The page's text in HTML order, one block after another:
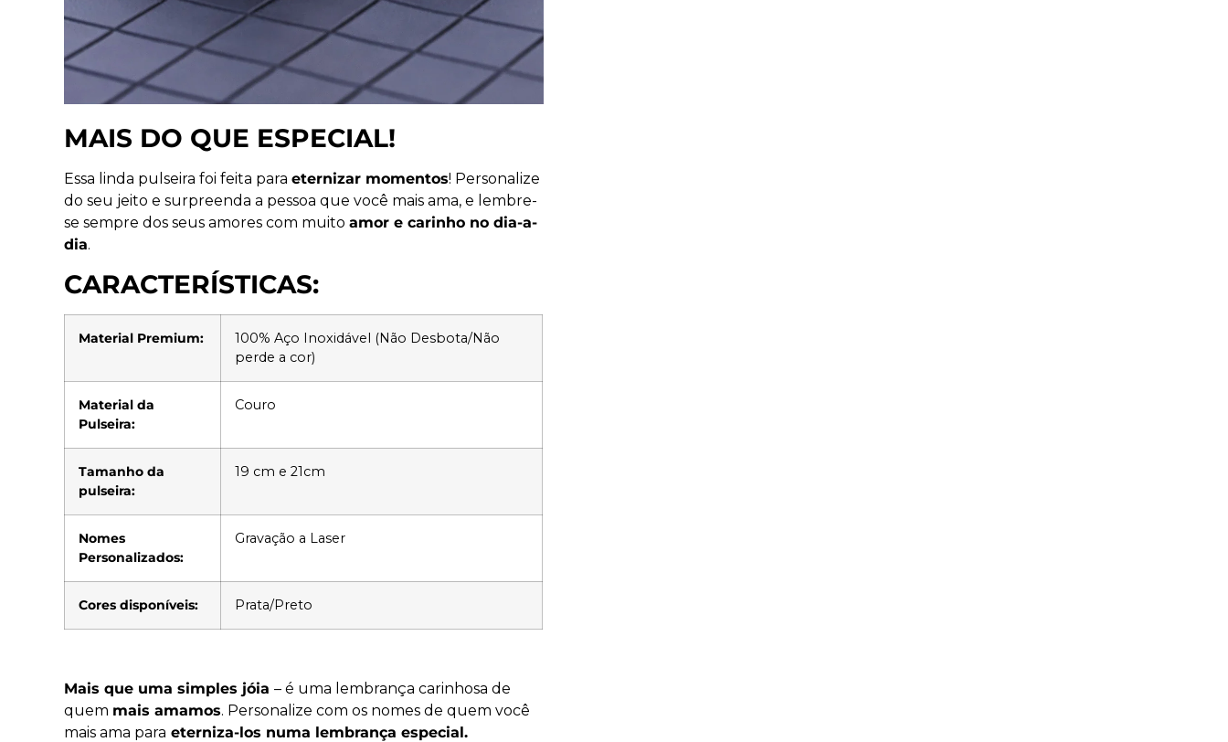
MAIS DO QUE ESPECIAL!
Essa linda pulseira foi feita para eternizar momentos! Personalize
do seu jeito e surpreenda a pessoa que você mais ama, e lembre-
se sempre dos seus amores com muito amor e carinho no dia-a-
dia.
CARACTERÍSTICAS:
Material Premium:
100% Aço Inoxidável (Não Desbota/Não
perde a cor)
Material da
Pulseira:
Couro
Tamanho da
pulseira:
19 cm e 21cm
Nomes
Personalizados:
Gravação a Laser
Cores disponíveis: Prata/Preto
Mais que uma simples jóia – é uma lembrança carinhosa de
quem mais amamos. Personalize com os nomes de quem você
mais ama para eterniza-los numa lembrança especial.